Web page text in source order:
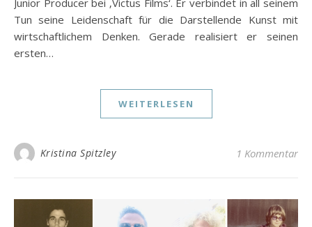
Tun seine Leidenschaft für die Darstellende Kunst mit
wirtschaftlichem Denken. Gerade realisiert er seinen
ersten…
WEITERLESEN
Kristina Spitzley 1 Kommentar